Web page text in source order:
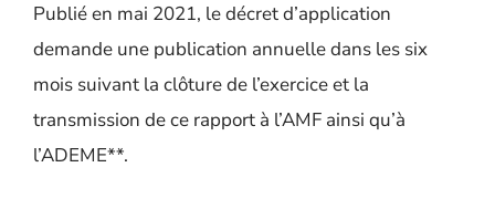
Publié en mai 2021, le décret d’application
demande une publication annuelle dans les six
mois suivant la clôture de l’exercice et la
transmission de ce rapport à l’AMF ainsi qu’à
l’ADEME**.